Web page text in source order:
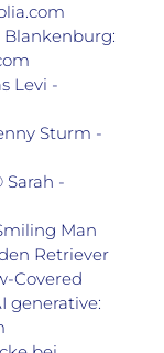
Levi -
Sturm -
-
Man
Retriever
Covered
generative: